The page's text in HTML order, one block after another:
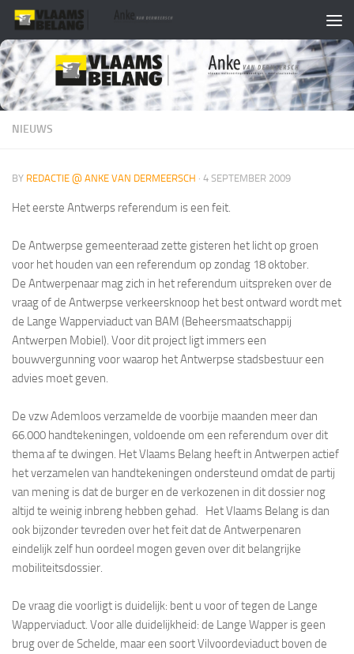
Skip to content
NIEUWS
BY REDACTIE @ ANKE VAN DERMEERSCH · 4 SEPTEMBER 2009
Het eerste Antwerps referendum is een feit.
De Antwerpse gemeenteraad zette gisteren het licht op groen
voor het houden van een referendum op zondag 18 oktober.
De Antwerpenaar mag zich in het referendum uitspreken over de
vraag of de Antwerpse verkeersknoop het best ontward wordt met
de Lange Wapperviaduct van BAM (Beheersmaatschappij
Antwerpen Mobiel). Voor dit project ligt immers een
bouwvergunning voor waarop het Antwerpse stadsbestuur een
advies moet geven.
De vzw Ademloos verzamelde de voorbije maanden meer dan
66.000 handtekeningen, voldoende om een referendum over dit
thema af te dwingen. Het Vlaams Belang heeft in Antwerpen actief
het verzamelen van handtekeningen ondersteund omdat de partij
van mening is dat de burger en de verkozenen in dit dossier nog
altijd te weinig inbreng hebben gehad. Het Vlaams Belang is dan
ook bijzonder tevreden over het feit dat de Antwerpenaren
eindelijk zelf hun oordeel mogen geven over dit belangrijke
mobiliteitsdossier.
De vraag die voorligt is duidelijk: bent u voor of tegen de Lange
Wapperviaduct. Voor alle duidelijkheid: de Lange Wapper is geen
brug over de Schelde, maar een soort Vilvoordeviaduct boven de